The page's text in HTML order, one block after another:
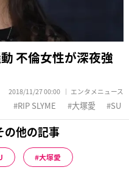
不倫女性が深夜強
2018/11/27 00:00 エンタメニュース
RIP SLYME 大塚愛 SU
の他の記事
大塚愛